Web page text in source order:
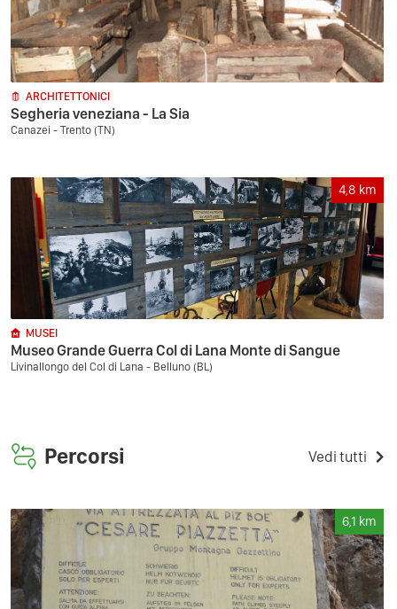
ARCHITETTONICI
Segheria veneziana - La Sia
Canazei - Trento (TN)
4,8 km
MUSEI
Museo Grande Guerra Col di Lana Monte di Sangue
Livinallongo del Col di Lana - Belluno (BL)
Percorsi Vedi tutti
6,1 km